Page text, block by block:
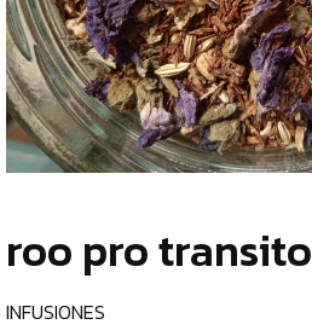
TIENDA
CHOCOLATES
ESPECIALES
ESPECIAS
CAFÉS
GENERAL
roo pro transito
INFUSIONES